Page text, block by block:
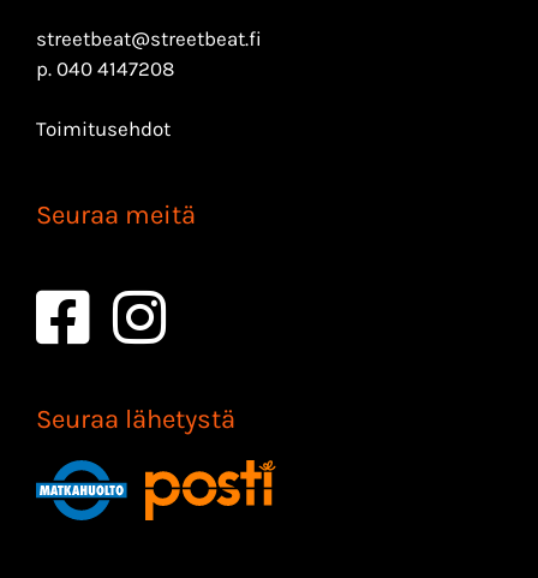
streetbeat@streetbeat.fi
p. 040 4147208
Toimitusehdot
Seuraa meitä
Seuraa lähetystä